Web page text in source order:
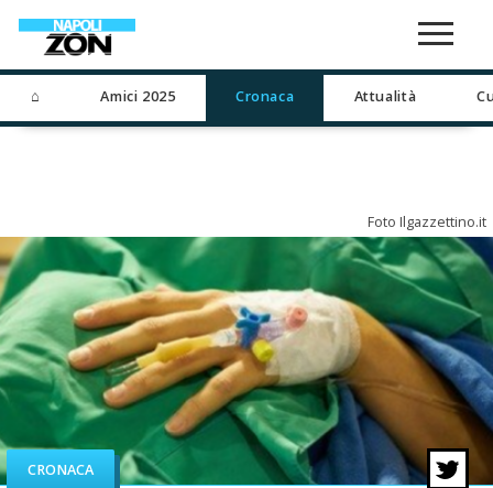
⌂ Amici 2025 Cronaca Attualità
Foto Ilgazzettino.it
CRONACA